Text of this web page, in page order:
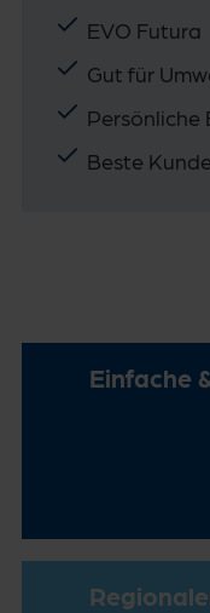
EVO Futura
Gut für
Persönliche
Beste
Einfache